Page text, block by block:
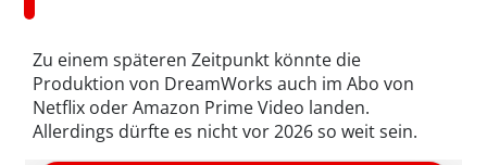
Zu einem späteren Zeitpunkt könnte die
Produktion von DreamWorks auch im Abo von
Netflix oder Amazon Prime Video landen.
Allerdings dürfte es nicht vor 2026 so weit sein.